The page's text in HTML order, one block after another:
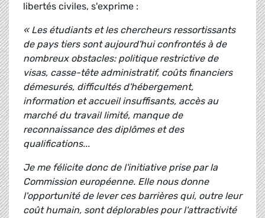
libertés civiles, s'exprime :
« Les étudiants et les chercheurs ressortissants
de pays tiers sont aujourd'hui confrontés à de
nombreux obstacles: politique restrictive de
visas, casse-tête administratif, coûts financiers
démesurés, difficultés d'hébergement,
information et accueil insuffisants, accès au
marché du travail limité, manque de
reconnaissance des diplômes et des
qualifications...
Je me félicite donc de l'initiative prise par la
Commission européenne. Elle nous donne
l'opportunité de lever ces barrières qui, outre leur
coût humain, sont déplorables pour l'attractivité